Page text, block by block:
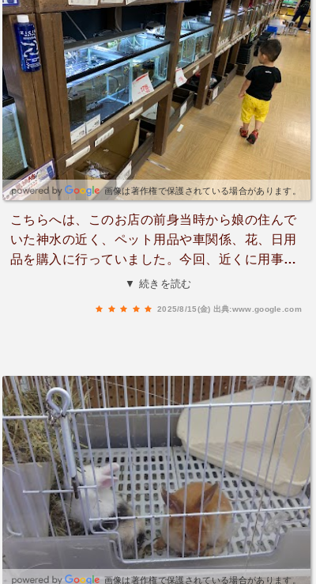
画像は著作権で保護されている場合があります。
こちらへは、このお店の前身当時から娘の住んで
いた神水の近く、ペット用品や車関係、花、日用
品を購入に行っていました。今回、近くに用事が
あり〜寄りました。DCMブランドのトイレットペ
▼ 続きを読む
2025/8/15(金) 出典:www.google.com
画像は著作権で保護されている場合があります。